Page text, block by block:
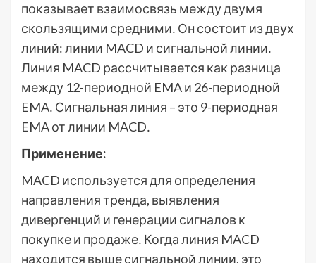
показывает взаимосвязь между двумя
скользящими средними․ Он состоит из двух
линий: линии MACD и сигнальной линии․
Линия MACD рассчитывается как разница
между 12-периодной EMA и 26-периодной
EMA․ Сигнальная линия – это 9-периодная
EMA от линии MACD․
Применение:
MACD используется для определения
направления тренда, выявления
дивергенций и генерации сигналов к
покупке и продаже․ Когда линия MACD
находится выше сигнальной линии, это